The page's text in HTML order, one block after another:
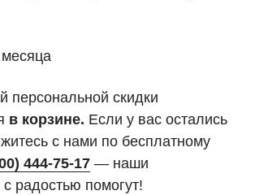
персональной скидки
в корзине. Если у вас остались
с нами по бесплатному
444-75-17 — наши
радостью помогут!